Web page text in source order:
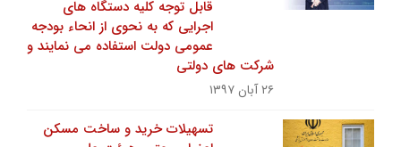
قابل توجه کلیه دستگاه های
اجرایی که به نحوی از انحاء بودجه
عمومی دولت استفاده می نمایند و
شرکت های دولتی
۲۶ آبان ۱۳۹۷
تسهیلات خرید و ساخت مسکن